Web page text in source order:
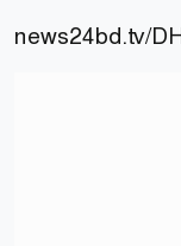
news24bd.tv/